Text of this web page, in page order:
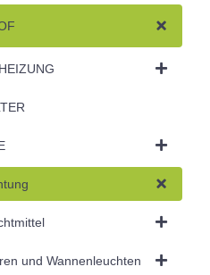
und Wannenleuchten